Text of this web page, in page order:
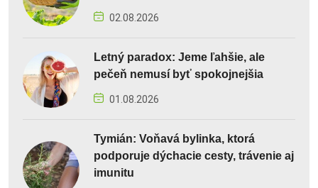
02.08.2026
Letný paradox: Jeme ľahšie, ale
pečeň nemusí byť spokojnejšia
01.08.2026
Tymián: Voňavá bylinka, ktorá
podporuje dýchacie cesty, trávenie aj
imunitu